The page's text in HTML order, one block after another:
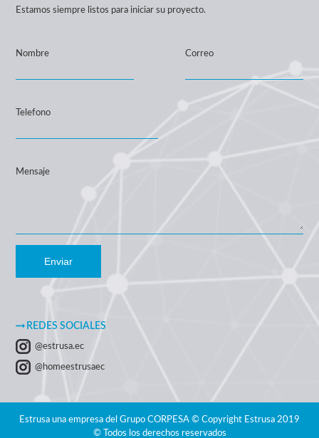
Estamos siempre listos para iniciar su proyecto.
Nombre Correo
Telefono
Mensaje
Enviar
REDES SOCIALES
@estrusa.ec
@homeestrusaec
Estrusa una empresa del Grupo CORPESA © Copyright Estrusa 2019
© Todos los derechos reservados